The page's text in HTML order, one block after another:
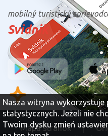
mobilný turistický
Svidnik
Mapa stránok
Nasza witryna wykorzystuje
statystycznych. Jeżeli nie
Twoim dysku zmień